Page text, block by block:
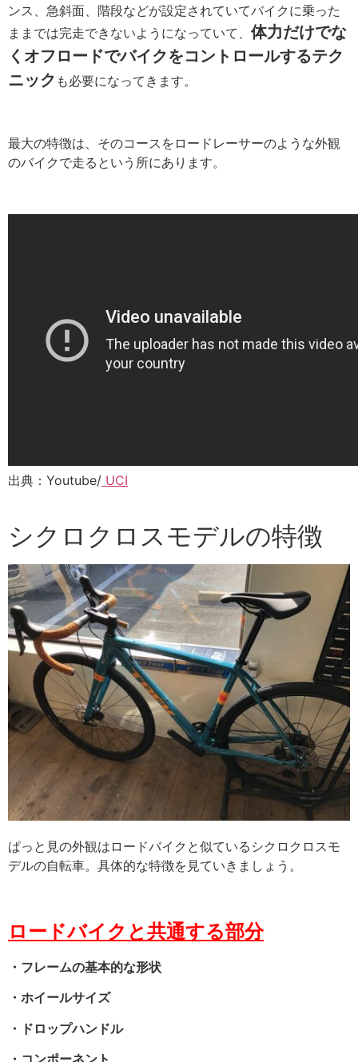
ンス、急斜面、階段などが設定されていてバイクに乗った
ままでは完走できないようになっていて、 体力だけでな
くオフロードでバイクをコントロールするテク
ニック も必要になってきます。
最大の特徴は、そのコースをロードレーサーのような外観
のバイクで走るという所にあります。
出典：Youtube/ UCI
シクロクロスモデルの特徴
ぱっと見の外観はロードバイクと似ているシクロクロスモ
デルの自転車。具体的な特徴を見ていきましょう。
ロードバイクと共通する部分
・フレームの基本的な形状
・ホイールサイズ
・ドロップハンドル